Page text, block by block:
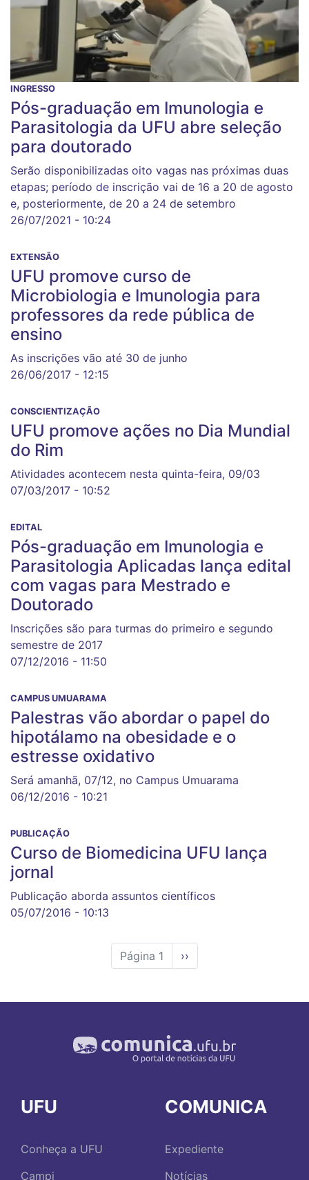
INGRESSO
Pós-graduação em Imunologia e
Parasitologia da UFU abre seleção
para doutorado
Serão disponibilizadas oito vagas nas próximas duas
etapas; período de inscrição vai de 16 a 20 de agosto
e, posteriormente, de 20 a 24 de setembro
26/07/2021 - 10:24
EXTENSÃO
UFU promove curso de
Microbiologia e Imunologia para
professores da rede pública de
ensino
As inscrições vão até 30 de junho
26/06/2017 - 12:15
CONSCIENTIZAÇÃO
UFU promove ações no Dia Mundial
do Rim
Atividades acontecem nesta quinta-feira, 09/03
07/03/2017 - 10:52
EDITAL
Pós-graduação em Imunologia e
Parasitologia Aplicadas lança edital
com vagas para Mestrado e
Doutorado
Inscrições são para turmas do primeiro e segundo
semestre de 2017
07/12/2016 - 11:50
CAMPUS UMUARAMA
Palestras vão abordar o papel do
hipotálamo na obesidade e o
estresse oxidativo
Será amanhã, 07/12, no Campus Umuarama
06/12/2016 - 10:21
PUBLICAÇÃO
Curso de Biomedicina UFU lança
jornal
Publicação aborda assuntos científicos
05/07/2016 - 10:13
Página 1
Próxima
página
››
UFU
Conheça a UFU
Campi
COMUNICA
Expediente
Notícias